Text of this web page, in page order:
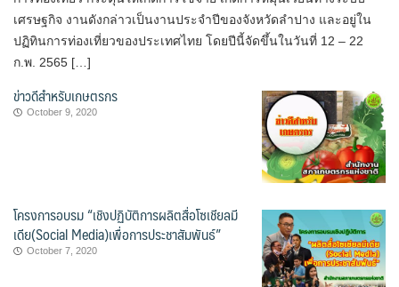
เศรษฐกิจ งานดังกล่าวเป็นงานประจำปีของจังหวัดลำปาง และอยู่ใน
ปฏิทินการท่องเที่ยวของประเทศไทย โดยปีนี้จัดขึ้นในวันที่ 12 – 22
ก.พ. 2565 […]
ข่าวดีสำหรับเกษตรกร
October 9, 2020
โครงการอบรม “เชิงปฏิบัติการผลิตสื่อโซเชียลมี
เดีย(Social Media)เพื่อการประชาสัมพันธ์”
October 7, 2020